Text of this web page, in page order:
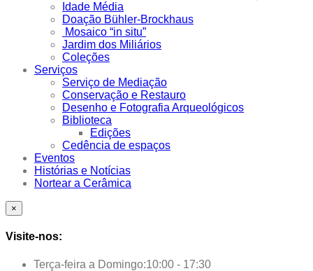
Idade Média
Doação Bühler-Brockhaus
Mosaico “in situ”
Jardim dos Miliários
Coleções
Serviços
Serviço de Mediação
Conservação e Restauro
Desenho e Fotografia Arqueológicos
Biblioteca
Edições
Cedência de espaços
Eventos
Histórias e Notícias
Nortear a Cerâmica
×
Visite-nos:
Terça-feira a Domingo:10:00 - 17:30